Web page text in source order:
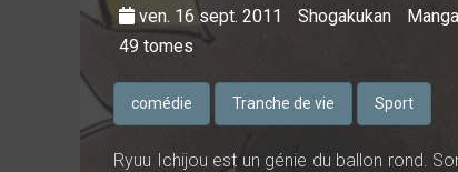
ven. 16 sept. 2011 Shogakukan Manga
49 tomes
comédie Tranche de vie Sport
Ryuu Ichijou est un génie du ballon rond.